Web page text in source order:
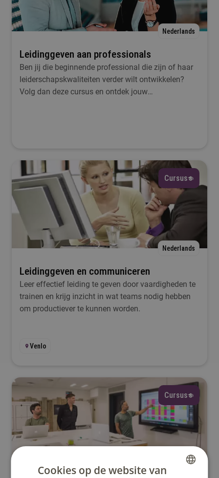
Nederlands
Leidinggeven aan professionals
Ben jij die beginnende professional die zijn of haar
leiderschapskwaliteiten verder wilt ontwikkelen?
Volg dan deze cursus en ontdek jouw
Cursus
Nederlands
Leidinggeven en communiceren
Leer effectief leiding te geven door vaardigheden te
trainen en krijg inzicht in wat teams nodig hebben
om productiever te kunnen worden.
Venlo
Cursus
Nederlands
Cookies op de website van